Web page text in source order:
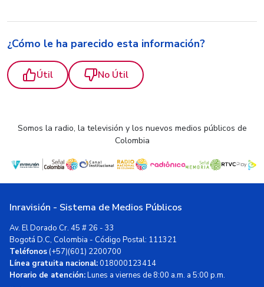
¿Cómo le ha parecido esta información?
Útil No Útil
Somos la radio, la televisión y los nuevos medios públicos de
Colombia
Inravisión - Sistema de Medios Públicos
Av. El Dorado Cr. 45 # 26 - 33
Bogotá D.C, Colombia - Código Postal: 111321
Teléfonos(+57)(601) 2200700
Línea gratuita nacional:018000123414
Horario de atención:Lunes a viernes de 8:00 a.m. a 5:00 p.m.